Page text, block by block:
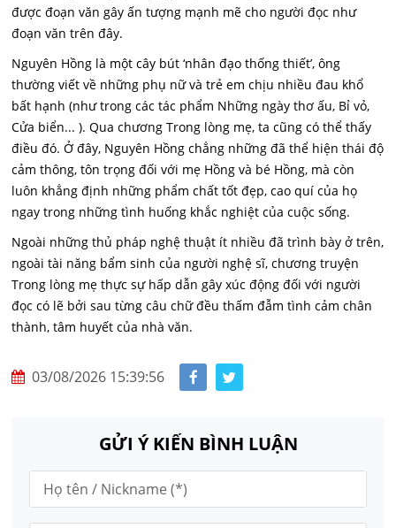
được đoạn văn gây ấn tượng mạnh mẽ cho người đọc như
đoạn văn trên đây.
Nguyên Hồng là một cây bút ‘nhân đạo thống thiết’, ông
thường viết về những phụ nữ và trẻ em chịu nhiều đau khổ
bất hạnh (như trong các tác phẩm Những ngày thơ ấu, Bỉ vỏ,
Cửa biển... ). Qua chương Trong lòng mẹ, ta cũng có thể thấy
điều đó. Ở đây, Nguyên Hồng chẳng những đã thể hiện thái độ
cảm thông, tôn trọng đối với mẹ Hồng và bé Hồng, mà còn
luôn khẳng định những phẩm chất tốt đẹp, cao quí của họ
ngay trong những tình huống khắc nghiệt của cuộc sống.
Ngoài những thủ pháp nghệ thuật ít nhiều đã trình bày ở trên,
ngoài tài năng bẩm sinh của người nghệ sĩ, chương truyện
Trong lòng mẹ thực sự hấp dẫn gây xúc động đối với người
đọc có lẽ bởi sau từng câu chữ đều thấm đẫm tình cảm chân
thành, tâm huyết của nhà văn.
03/08/2026 15:39:56
GỬI Ý KIẾN BÌNH LUẬN